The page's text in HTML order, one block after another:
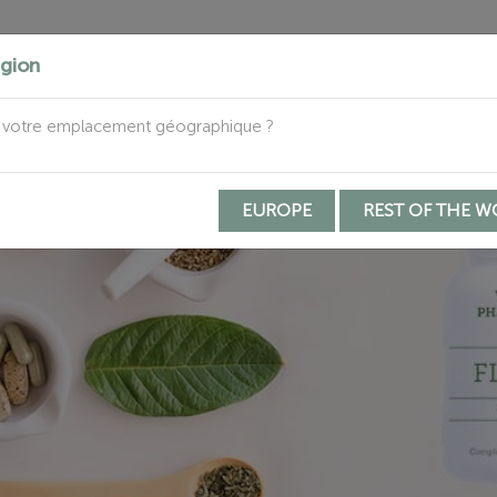
PRODUCTOS
emplacement géographique ?
EUROPE REST OF THE